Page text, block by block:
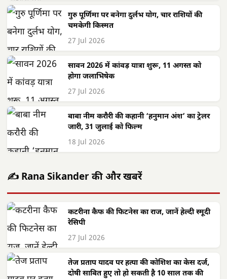
गुरु पूर्णिमा पर बनेगा दुर्लभ योग, चार राशियों की
चमकेगी किस्मत
27 Jul 2026
सावन 2026 में कांवड़ यात्रा शुरू, 11 अगस्त को
होगा जलाभिषेक
27 Jul 2026
बाबा नीम करौरी की कहानी ‘हनुमान अंश’ का ट्रेलर
जारी, 31 जुलाई को फिल्म
18 Jul 2026
✍️ Rana Sikander की और खबरें
कटरीना कैफ की फिटनेस का राज, जानें हेल्दी स्मूदी
रेसिपी
27 Jul 2026
तेज प्रताप यादव पर हत्या की कोशिश का केस दर्ज,
दोषी साबित हुए तो हो सकती है 10 साल तक की